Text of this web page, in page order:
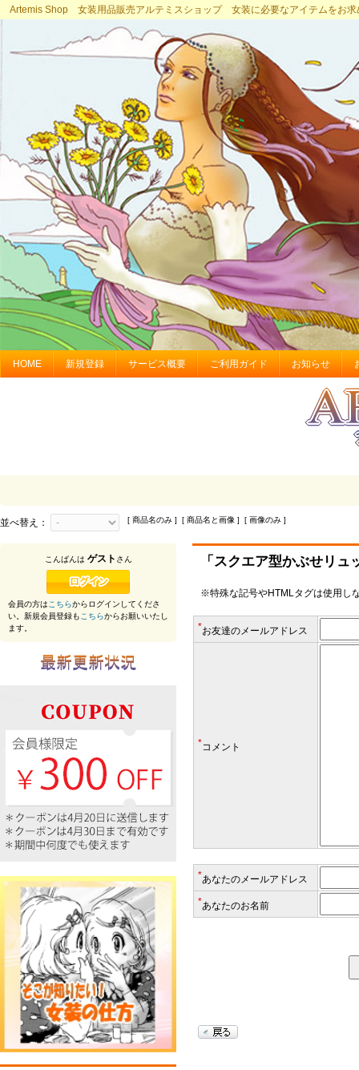
Artemis Shop 女装用品販売アルテミスショップ 女装に必要なアイテムをお求
HOME 新規登録 サービス概要 ご利用ガイド お知らせ
並べ替え： [ 商品名のみ ] [ 商品名と画像 ] [ 画像のみ ]
「スクエア型かぶせリ
※特殊な記号やHTMLタグは使用し
*お友達のメールアドレス
*コメント
*あなたのメールアドレス
*あなたのお名前
こんばんは ゲスト さん
会員の方はこちらからログインしてくださ
い。新規会員登録もこちらからお願いいたし
ます。